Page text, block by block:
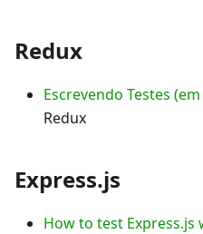
Redux
Escrevendo Testes
Redux
Express.js
How to test Express.js